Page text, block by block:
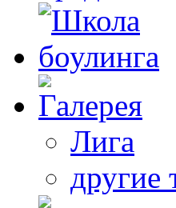
Лига
другие